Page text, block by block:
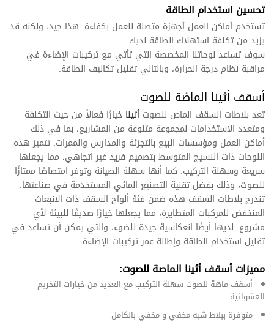
تحسين استخدام الطاقة
تستخدم أماكن العمل أجهزة متصلة للعمل بكفاءة. هذا جيد، ولكنه قد
يزيد من تكلفة استهلاك الطاقة لديك.
سوف تساعد لوحاتنا المخصصة التي تأتي مع تركيبات الإضاءة في
مراقبة نظام درجة الحرارة، وبالتالي تقليل تكاليف الطاقة.
أسقف أثينا الماصّة للصوت
تعد بلاطات السقف الماص للصوت أثينا خيارًا فعالاً من حيث التكلفة
ومتعدد الاستخدامات لمجموعة متنوعة من المشاريع، بما في ذلك
أماكن العمل ومؤسسات البيع بالتجزئة والمدارس والممرات. تتميز هذه
اللوحات ذات النسيج المتوسط بتصميم فريد غير اتجاهي، مما يجعلها
سريعة وسهلة التركيب. كما أنها سهلة الصيانة وتوفر امتصاصًا ممتازًا
للصوت، وذلك بفضل تقنية التصنيع المائي المستخدمة في صناعتها.
تندرج بلاطات السقف هذه ضمن فئة ألواح السقف ذات الانبعاث
المنخفض للمركبات المتطايرة، مما يجعلها خيارًا صديقًا للبيئة لأي
مشروع. لديها أيضًا انعكاسية جيدة للضوء، والتي يمكن أن تساعد في
تقليل استخدام الطاقة وإطالة عمر تركيبات الإضاءة.
مميزات أسقف أثينا الماصة للصوت:
أسقف ماصّة للصوت سهلة التركيب مع العديد من خيارات التخريم
العشوائية
متوفرة ببلاط شبه مخفي و مخفي بالكامل